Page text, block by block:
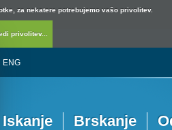
za nekatere potrebujemo vašo privolitev.
privolitev...
ENG
Iskanje Brskanje